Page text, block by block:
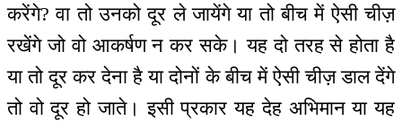
करेंगे? वा तो उनको दूर ले जायेंगे या तो बीच में ऐसी चीज़
रखेंगे जो वो आकर्षण न कर सके। यह दो तरह से होता है
या तो दूर कर देना है या दोनों के बीच में ऐसी चीज़ डाल देंगे
तो वो दूर हो जाते। इसी प्रकार यह देह अभिमान या यह